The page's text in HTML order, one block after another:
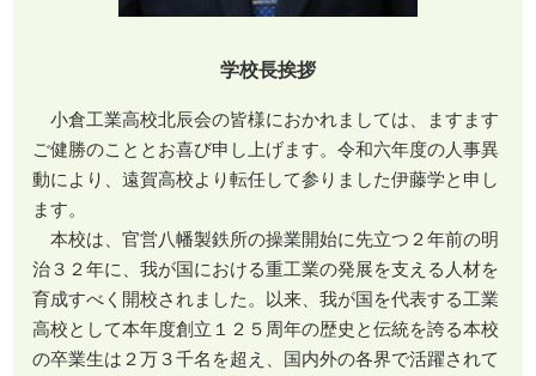
学校長挨拶
小倉工業高校北辰会の皆様におかれましては、ますます
ご健勝のこととお喜び申し上げます。令和六年度の人事異
動により、遠賀高校より転任して参りました伊藤学と申し
ます。
本校は、官営八幡製鉄所の操業開始に先立つ２年前の明
治３２年に、我が国における重工業の発展を支える人材を
育成すべく開校されました。以来、我が国を代表する工業
高校として本年度創立１２５周年の歴史と伝統を誇る本校
の卒業生は２万３千名を超え、国内外の各界で活躍されて